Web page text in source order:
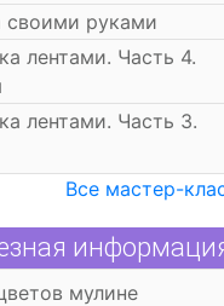
своими руками
лентами. Часть 4.
лентами. Часть 3.
Все мастер-
мулине